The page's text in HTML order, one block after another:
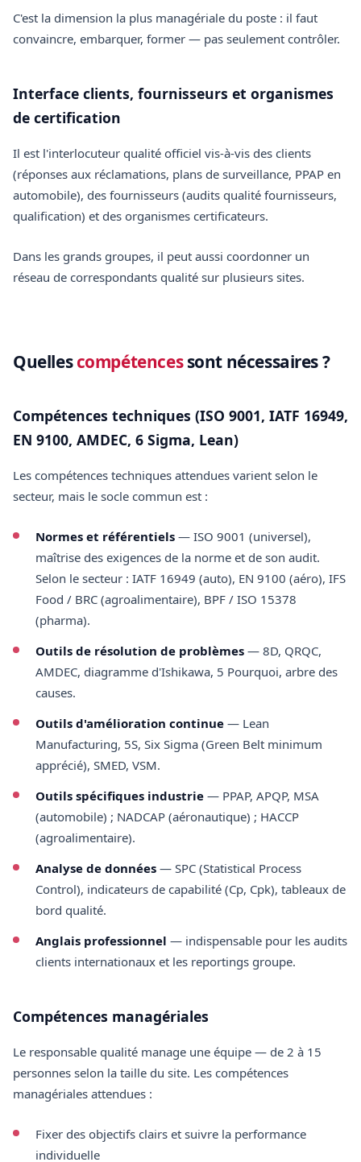
C'est la dimension la plus managériale du poste : il faut
convaincre, embarquer, former — pas seulement contrôler.
Interface clients, fournisseurs et organismes
de certification
Il est l'interlocuteur qualité officiel vis-à-vis des clients
(réponses aux réclamations, plans de surveillance, PPAP en
automobile), des fournisseurs (audits qualité fournisseurs,
qualification) et des organismes certificateurs.
Dans les grands groupes, il peut aussi coordonner un
réseau de correspondants qualité sur plusieurs sites.
Quellescompétencessont nécessaires ?
Compétences techniques (ISO 9001, IATF 16949,
EN 9100, AMDEC, 6 Sigma, Lean)
Les compétences techniques attendues varient selon le
secteur, mais le socle commun est :
Normes et référentiels — ISO 9001 (universel),
maîtrise des exigences de la norme et de son audit.
Selon le secteur : IATF 16949 (auto), EN 9100 (aéro), IFS
Food / BRC (agroalimentaire), BPF / ISO 15378
(pharma).
Outils de résolution de problèmes — 8D, QRQC,
AMDEC, diagramme d'Ishikawa, 5 Pourquoi, arbre des
causes.
Outils d'amélioration continue — Lean
Manufacturing, 5S, Six Sigma (Green Belt minimum
apprécié), SMED, VSM.
Outils spécifiques industrie — PPAP, APQP, MSA
(automobile) ; NADCAP (aéronautique) ; HACCP
(agroalimentaire).
Analyse de données — SPC (Statistical Process
Control), indicateurs de capabilité (Cp, Cpk), tableaux de
bord qualité.
Anglais professionnel — indispensable pour les audits
clients internationaux et les reportings groupe.
Compétences managériales
Le responsable qualité manage une équipe — de 2 à 15
personnes selon la taille du site. Les compétences
managériales attendues :
Fixer des objectifs clairs et suivre la performance
individuelle